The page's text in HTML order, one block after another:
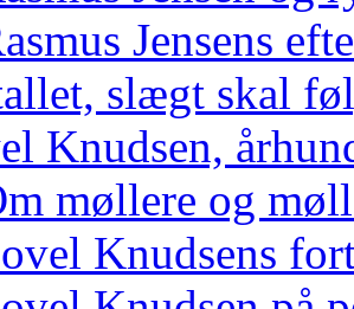
Jensens
slægt skal
Knudsen,
møllere og
Knudsens